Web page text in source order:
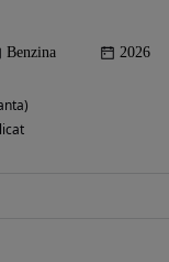
Benzina 2026